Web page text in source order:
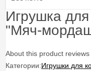
Игрушка
"Мяч-
About this product
Категории:Игрушки для